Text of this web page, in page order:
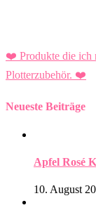
❤️ Produkte die ich
Plotterzubehör. ❤️
Neueste Beiträge
Apfel Rosé
10. August